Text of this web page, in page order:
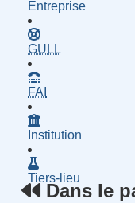
Entreprise
GULL
FAI
Institution
Tiers-lieu
Dans le